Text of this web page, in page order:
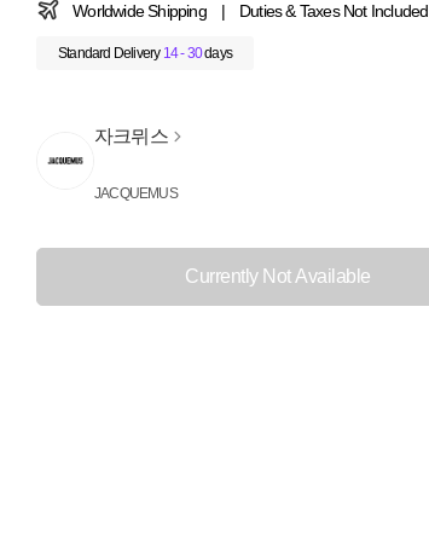
Worldwide Shipping | Duties & Taxes Not Included
Standard Delivery 14 - 30days
자크뮈스
JACQUEMUS
Currently Not Available